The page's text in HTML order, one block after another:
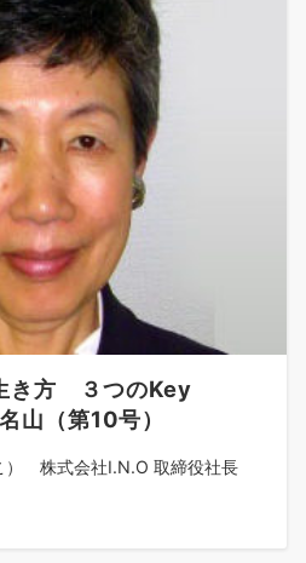
き方 ３つのKey
山（第10号）
株式会社I.N.O 取締役社長